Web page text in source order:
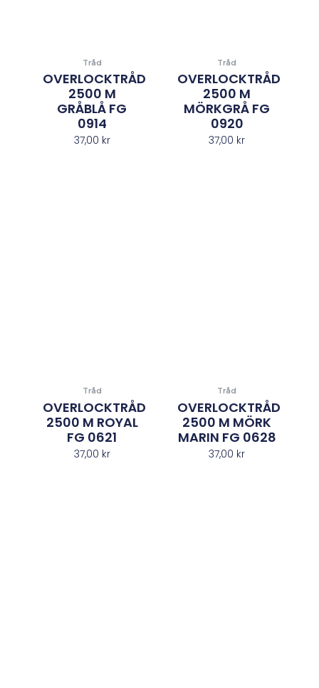
Tråd
OVERLOCKTRÅD
2500 M
GRÅBLÅ FG
0914
37,00 kr
Tråd
OVERLOCKTRÅD
2500 M
MÖRKGRÅ FG
0920
37,00 kr
Tråd
OVERLOCKTRÅD
2500 M ROYAL
FG 0621
37,00 kr
Tråd
OVERLOCKTRÅD
2500 M MÖRK
MARIN FG 0628
37,00 kr